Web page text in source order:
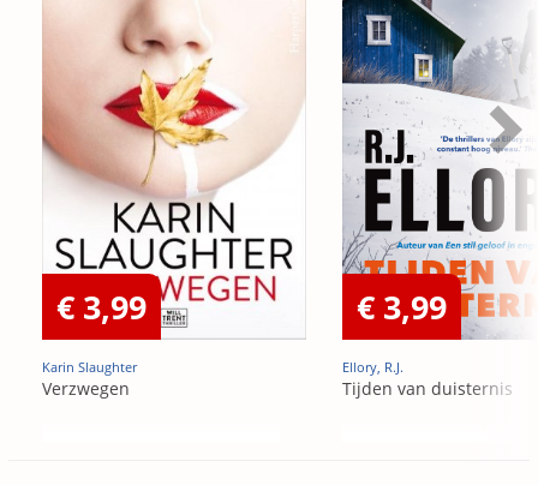
€ 3,99
Karin Slaughter
Verzwegen
€ 3,99
Ellory, R.J.
Tijden van duisternis